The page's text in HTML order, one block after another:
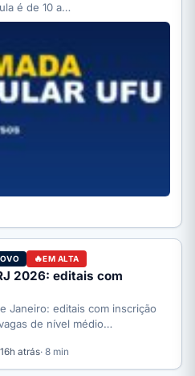
é de 10 a…
EM ALTA
2026: editais com
Janeiro: editais com inscrição
de nível médio…
16h atrás· 8 min